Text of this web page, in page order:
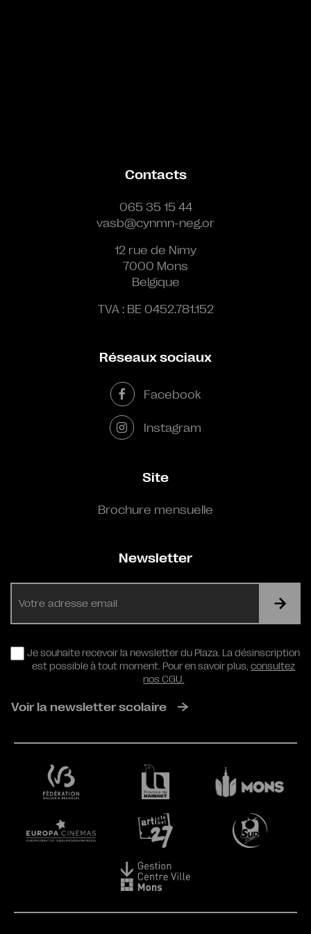
Contacts
065 35 15 44
vasb@cynmn-neg.or
12 rue de Nimy
7000 Mons
Belgique
TVA : BE 0452.781.152
Réseaux sociaux
Facebook
Instagram
Site
Brochure mensuelle
Newsletter
RGPD
Je souhaite recevoir la newsletter du Plaza. La désinscription
est possible à tout moment. Pour en savoir plus,consultez
nos CGU.
Voir la newsletter scolaire